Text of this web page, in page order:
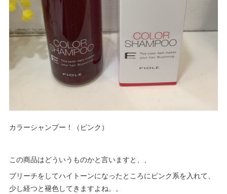
カラーシャンプー！（ピンク）
この商品はどういうものかと言いますと、、
ブリーチをしてハイトーンになったところにピンク系を入れて、
少し経つと褪色してきますよね。。